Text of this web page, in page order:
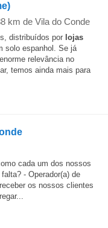
km de Vila do Conde
distribuídos por lojas
solo espanhol. Se já
relevância no
temos ainda mais para
cada um dos nossos
- Operador(a) de
os nossos clientes